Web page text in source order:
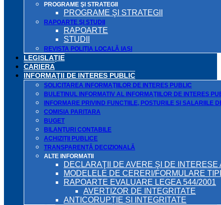
PROGRAME ŞI STRATEGII
PROGRAME ŞI STRATEGII
RAPOARTE ŞI STUDII
RAPOARTE
STUDII
REVISTA POLIȚIA LOCALĂ IAȘI
LEGISLAȚIE
CARIERA
INFORMAŢII DE INTERES PUBLIC
SOLICITAREA INFORMAŢIILOR DE INTERES PUBLIC
BULETINUL INFORMATIV AL INFORMAŢIILOR DE INTERES
INFORMARE PRIVIND FUNCTIILE, POSTURILE SI
COMISIA PARITARA
BUGET
BILANŢURI CONTABILE
ACHIZIȚII PUBLICE
TRANSPARENȚĂ DECIZIONALĂ
ALTE INFORMATII
DECLARAŢII DE AVERE ŞI DE
MODELELE DE CERERI/FORMULARE
RAPOARTE EVALUARE LEGEA 544/2001
AVERTIZOR DE INTEGRITATE
ANTICORUPȚIE ȘI INTEGRITATE